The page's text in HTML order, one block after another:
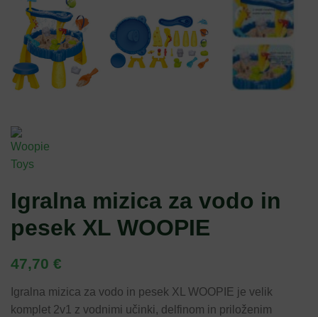
Igralna mizica za vodo in
pesek XL WOOPIE
47,70 €
Igralna mizica za vodo in pesek XL WOOPIE je velik
komplet 2v1 z vodnimi učinki, delfinom in priloženim